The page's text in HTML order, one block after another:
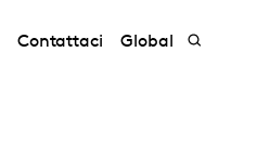
Contattaci Global